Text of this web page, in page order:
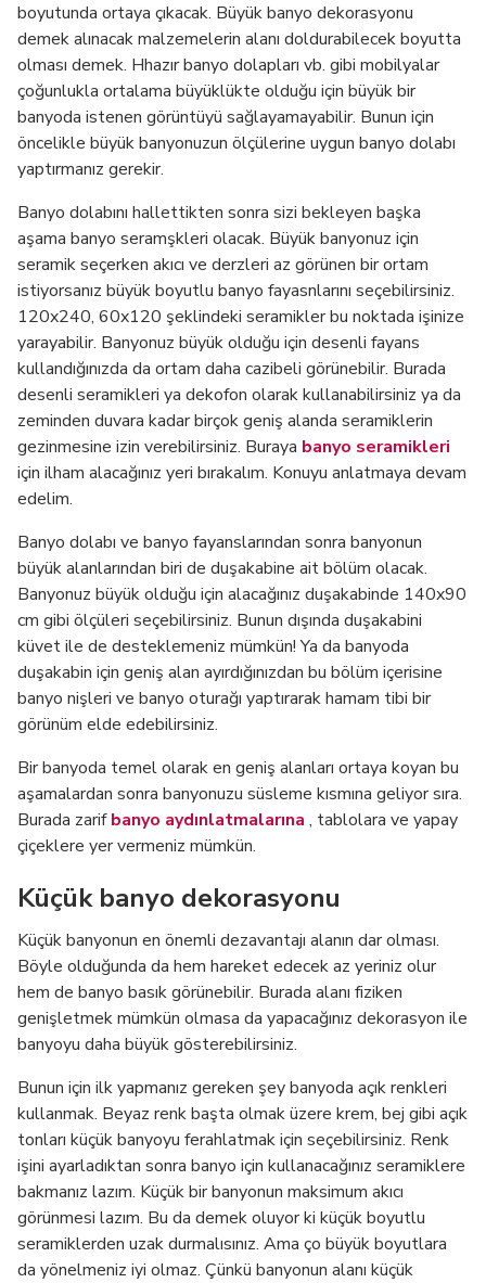
boyutunda ortaya çıkacak. Büyük banyo dekorasyonu
demek alınacak malzemelerin alanı doldurabilecek boyutta
olması demek. Hhazır banyo dolapları vb. gibi mobilyalar
çoğunlukla ortalama büyüklükte olduğu için büyük bir
banyoda istenen görüntüyü sağlayamayabilir. Bunun için
öncelikle büyük banyonuzun ölçülerine uygun banyo dolabı
yaptırmanız gerekir.
Banyo dolabını hallettikten sonra sizi bekleyen başka
aşama banyo seramşkleri olacak. Büyük banyonuz için
seramik seçerken akıcı ve derzleri az görünen bir ortam
istiyorsanız büyük boyutlu banyo fayasnlarını seçebilirsiniz.
120x240, 60x120 şeklindeki seramikler bu noktada işinize
yarayabilir. Banyonuz büyük olduğu için desenli fayans
kullandığınızda da ortam daha cazibeli görünebilir. Burada
desenli seramikleri ya dekofon olarak kullanabilirsiniz ya da
zeminden duvara kadar birçok geniş alanda seramiklerin
gezinmesine izin verebilirsiniz. Buraya banyo seramikleri
için ilham alacağınız yeri bırakalım. Konuyu anlatmaya devam
edelim.
Banyo dolabı ve banyo fayanslarından sonra banyonun
büyük alanlarından biri de duşakabine ait bölüm olacak.
Banyonuz büyük olduğu için alacağınız duşakabinde 140x90
cm gibi ölçüleri seçebilirsiniz. Bunun dışında duşakabini
küvet ile de desteklemeniz mümkün! Ya da banyoda
duşakabin için geniş alan ayırdığınızdan bu bölüm içerisine
banyo nişleri ve banyo oturağı yaptırarak hamam tibi bir
görünüm elde edebilirsiniz.
Bir banyoda temel olarak en geniş alanları ortaya koyan bu
aşamalardan sonra banyonuzu süsleme kısmına geliyor sıra.
Burada zarifbanyo aydınlatmalarına , tablolara ve yapay
çiçeklere yer vermeniz mümkün.
Küçük banyo dekorasyonu
Küçük banyonun en önemli dezavantajı alanın dar olması.
Böyle olduğunda da hem hareket edecek az yeriniz olur
hem de banyo basık görünebilir. Burada alanı fiziken
genişletmek mümkün olmasa da yapacağınız dekorasyon ile
banyoyu daha büyük gösterebilirsiniz.
Bunun için ilk yapmanız gereken şey banyoda açık renkleri
kullanmak. Beyaz renk başta olmak üzere krem, bej gibi açık
tonları küçük banyoyu ferahlatmak için seçebilirsiniz. Renk
işini ayarladıktan sonra banyo için kullanacağınız seramiklere
bakmanız lazım. Küçük bir banyonun maksimum akıcı
görünmesi lazım. Bu da demek oluyor ki küçük boyutlu
seramiklerden uzak durmalısınız. Ama ço büyük boyutlara
da yönelmeniz iyi olmaz. Çünkü banyonun alanı küçük